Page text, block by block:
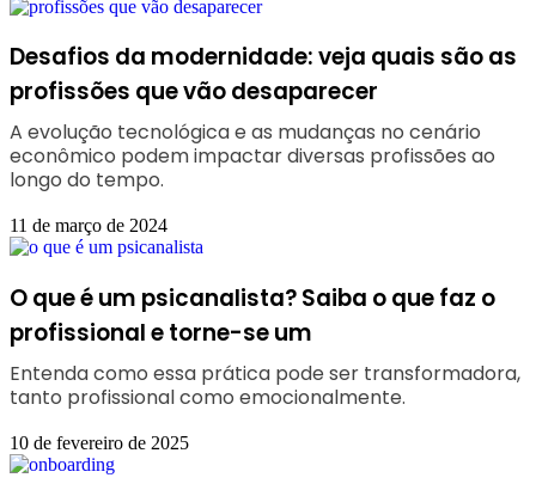
Desafios da modernidade: veja quais são as
profissões que vão desaparecer
A evolução tecnológica e as mudanças no cenário
econômico podem impactar diversas profissões ao
longo do tempo.
11 de março de 2024
O que é um psicanalista? Saiba o que faz o
profissional e torne-se um
Entenda como essa prática pode ser transformadora,
tanto profissional como emocionalmente.
10 de fevereiro de 2025